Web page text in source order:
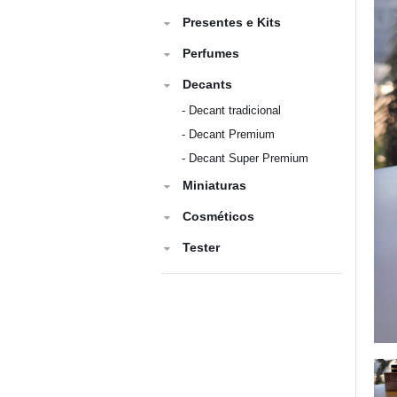
Presentes e Kits
Perfumes
Decants
- Decant tradicional
- Decant Premium
- Decant Super Premium
Miniaturas
Cosméticos
Tester